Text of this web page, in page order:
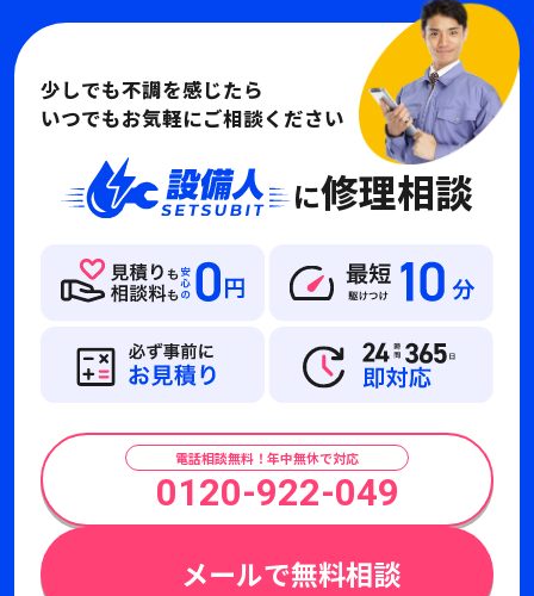
少しでも不調を感じたら
いつでもお気軽にご相談ください
に修理相談
電話相談無料！年中無休で対応
0120-922-049
メールで無料相談